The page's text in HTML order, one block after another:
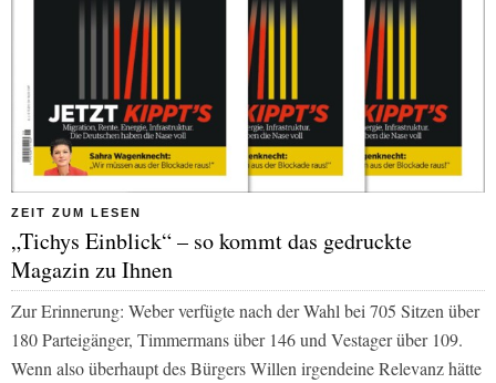
ZEIT ZUM LESEN
„Tichys Einblick“ – so kommt das gedruckte
Magazin zu Ihnen
Zur Erinnerung: Weber verfügte nach der Wahl bei 705 Sitzen über
180 Parteigänger, Timmermans über 146 und Vestager über 109.
Wenn also überhaupt des Bürgers Willen irgendeine Relevanz hätte